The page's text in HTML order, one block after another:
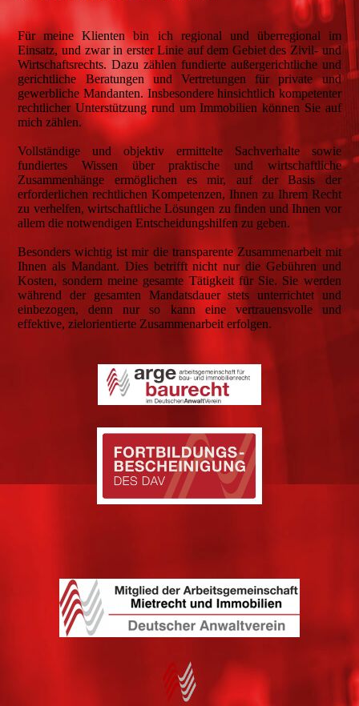
Für meine Klienten bin ich regional und überregional im
Einsatz, und zwar in erster Linie auf dem Gebiet des Zivil- und
Wirtschaftsrechts. Dazu zählen fundierte außergerichtliche und
gerichtliche Beratungen und Vertretungen für private und
gewerbliche Mandanten. Insbesondere hinsichtlich kompetenter
rechtlicher Unterstützung rund um Immobilien können Sie auf
mich zählen.
Vollständige und objektiv ermittelte Sachverhalte sowie
fundiertes Wissen über praktische und wirtschaftliche
Zusammenhänge ermöglichen es mir, auf der Basis der
erforderlichen rechtlichen Kompetenzen, Ihnen zu Ihrem Recht
zu verhelfen, wirtschaftliche Lösungen zu finden und Ihnen vor
allem die notwendigen Entscheidungshilfen zu geben.
Besonders wichtig ist mir die transparente Zusammenarbeit mit
Ihnen als Mandant. Dies betrifft nicht nur die Gebühren und
Kosten, sondern meine gesamte Tätigkeit für Sie. Sie werden
während der gesamten Mandatsdauer stets unterrichtet und
einbezogen, denn nur so kann eine vertrauensvolle und
effektive, zielorientierte Zusammenarbeit erfolgen.